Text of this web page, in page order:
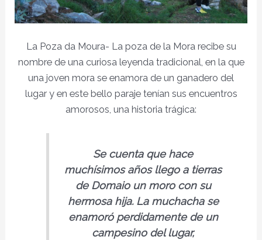
La Poza da Moura- La poza de la Mora recibe su
nombre de una curiosa leyenda tradicional, en la que
una joven mora se enamora de un ganadero del
lugar y en este bello paraje tenían sus encuentros
amorosos, una historia trágica:
Se cuenta que hace
muchísimos años llego a tierras
de Domaio un moro con su
hermosa hija. La muchacha se
enamoró perdidamente de un
campesino del lugar,